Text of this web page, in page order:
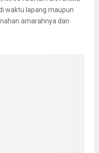
waktu lapang maupun
amarahnya dan